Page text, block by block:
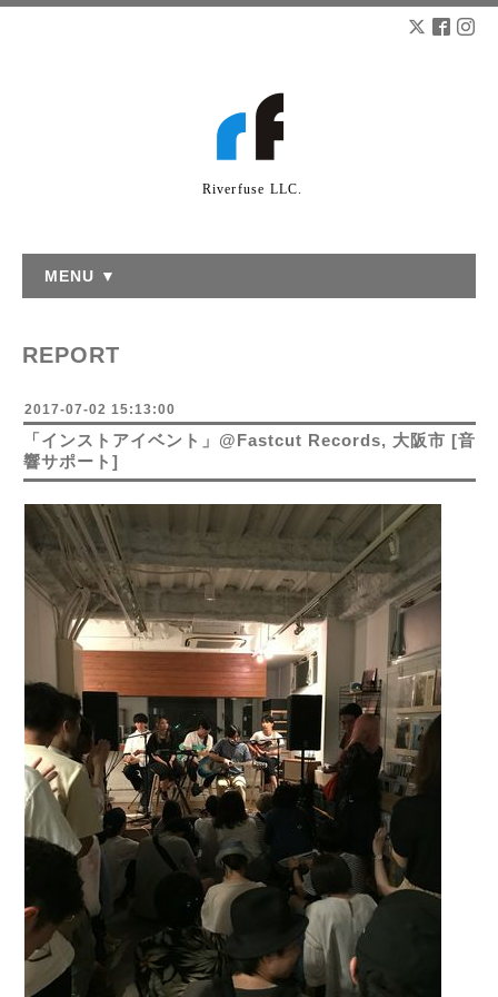
Riverfuse LLC.
MENU ▼
REPORT
2017-07-02 15:13:00
「インストアイベント」@Fastcut Records, 大阪市 [音
響サポート]